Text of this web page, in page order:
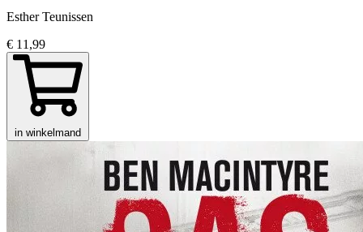
Esther Teunissen
€ 11,99
in winkelmand